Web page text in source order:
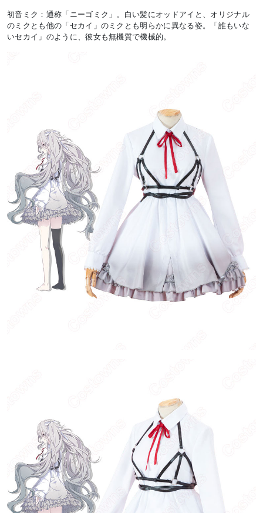
初音ミク：通称「ニーゴミク」。白い髪にオッドアイと、オリジナル
のミクとも他の「セカイ」のミクとも明らかに異なる姿。「誰もいな
いセカイ」のように、彼女も無機質で機械的。